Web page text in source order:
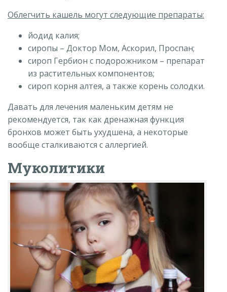
Облегчить кашель могут следующие препараты:
йодид калия;
сиропы – Доктор Мом, Аскорил, Проспан;
сироп Гербион с подорожником – препарат
из растительных компонентов;
сироп корня алтея, а также корень солодки.
Давать для лечения маленьким детям не
рекомендуется, так как дренажная функция
бронхов может быть ухудшена, а некоторые
вообще сталкиваются с аллергией.
Муколитики